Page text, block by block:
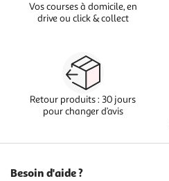
Vos courses à domicile, en
drive ou click & collect
Retour produits : 30 jours
pour changer d’avis
Besoin d'aide ?